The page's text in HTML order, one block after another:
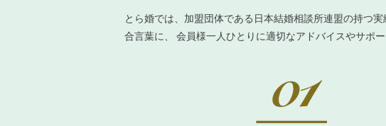
とら婚では、加盟団体である日本結婚相談所連盟の持つ
合言葉に、 会員様一人ひとりに適切なアドバイスやサポ